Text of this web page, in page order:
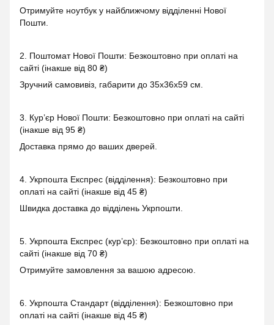
Отримуйте ноутбук у найближчому відділенні Нової
Пошти.
2. Поштомат Нової Пошти: Безкоштовно при оплаті на
сайті (інакше від 80 ₴)
Зручний самовивіз, габарити до 35x36x59 см.
3. Кур’єр Нової Пошти: Безкоштовно при оплаті на сайті
(інакше від 95 ₴)
Доставка прямо до ваших дверей.
4. Укрпошта Експрес (відділення): Безкоштовно при
оплаті на сайті (інакше від 45 ₴)
Швидка доставка до відділень Укрпошти.
5. Укрпошта Експрес (кур’єр): Безкоштовно при оплаті на
сайті (інакше від 70 ₴)
Отримуйте замовлення за вашою адресою.
6. Укрпошта Стандарт (відділення): Безкоштовно при
оплаті на сайті (інакше від 45 ₴)